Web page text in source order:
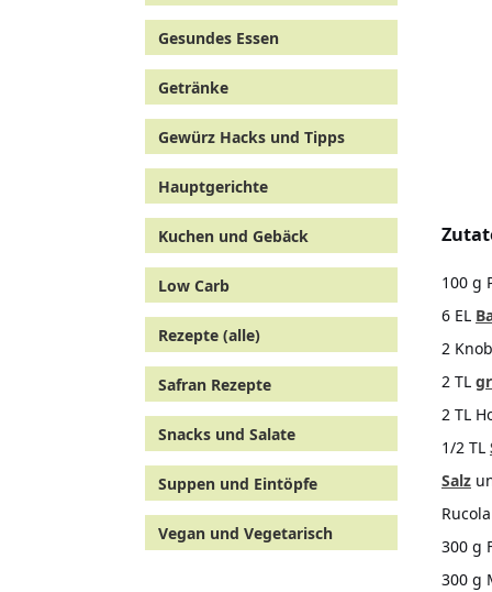
Gesundes Essen
Getränke
Gewürz Hacks und Tipps
Hauptgerichte
Kuchen und Gebäck
Low Carb
Rezepte (alle)
Safran Rezepte
Snacks und Salate
Suppen und Eintöpfe
Vegan und Vegetarisch
100 g
6 EL
2
2 TL
2 TL
1/2 TL
Salz
Rucola
300 g
300 g